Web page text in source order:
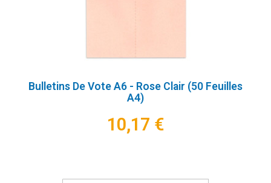
Bulletins De Vote A6 - Rose Clair (50 Feuilles
A4)
10,17 €